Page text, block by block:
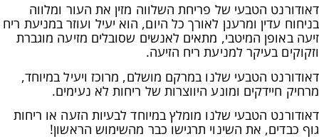
דאודורנט הטבעי של פריחת השלווה מזין את העור ומלווה
בניחוח עדין ומרענן לאורך כל היום, הוא יעיל ועוזר במניעת ריח
זיעה באופן המיטבי, מתאים לאנשים שסובלים מזיעה מוגברת
וזקוקים בעיקר למניעת ריח הזיעה.
דאודורנט הטבעי שלנו במרקם מושלם, מרוכז ויעיל במיוחד,
מרחיק חיידקים ומונע היווצרות של ריחות לא נעימים.
דאודורנט הטבעי שלנו מומלץ במיוחד לבעיות הזעה או ריחות
גוף כבדים, את השינוי תרגישו כבר מהשימוש הראשון!